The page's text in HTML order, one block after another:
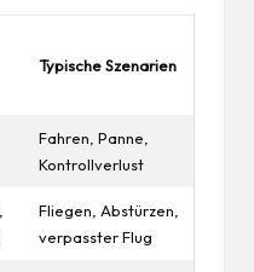
Typische Szenarien
Fahren, Panne,
Kontrollverlust
Fliegen , Abstürzen,
verpasster Flug